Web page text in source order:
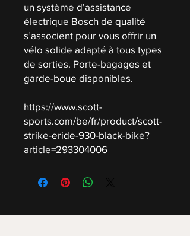
un système d’assistance
électrique Bosch de qualité
s’associent pour vous offrir un
vélo solide adapté à tous types
de sorties. Porte-bagages et
garde-boue disponibles.
https://www.scott-
sports.com/be/fr/product/scott-
strike-eride-930-black-bike?
article=293304006